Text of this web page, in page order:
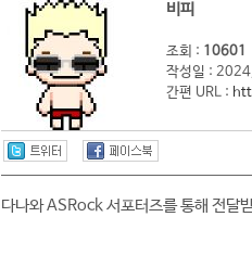
비피
조회 : 10601
작성일 :
간편 URL :
다나와 ASRock 서포터즈를 통해 전달